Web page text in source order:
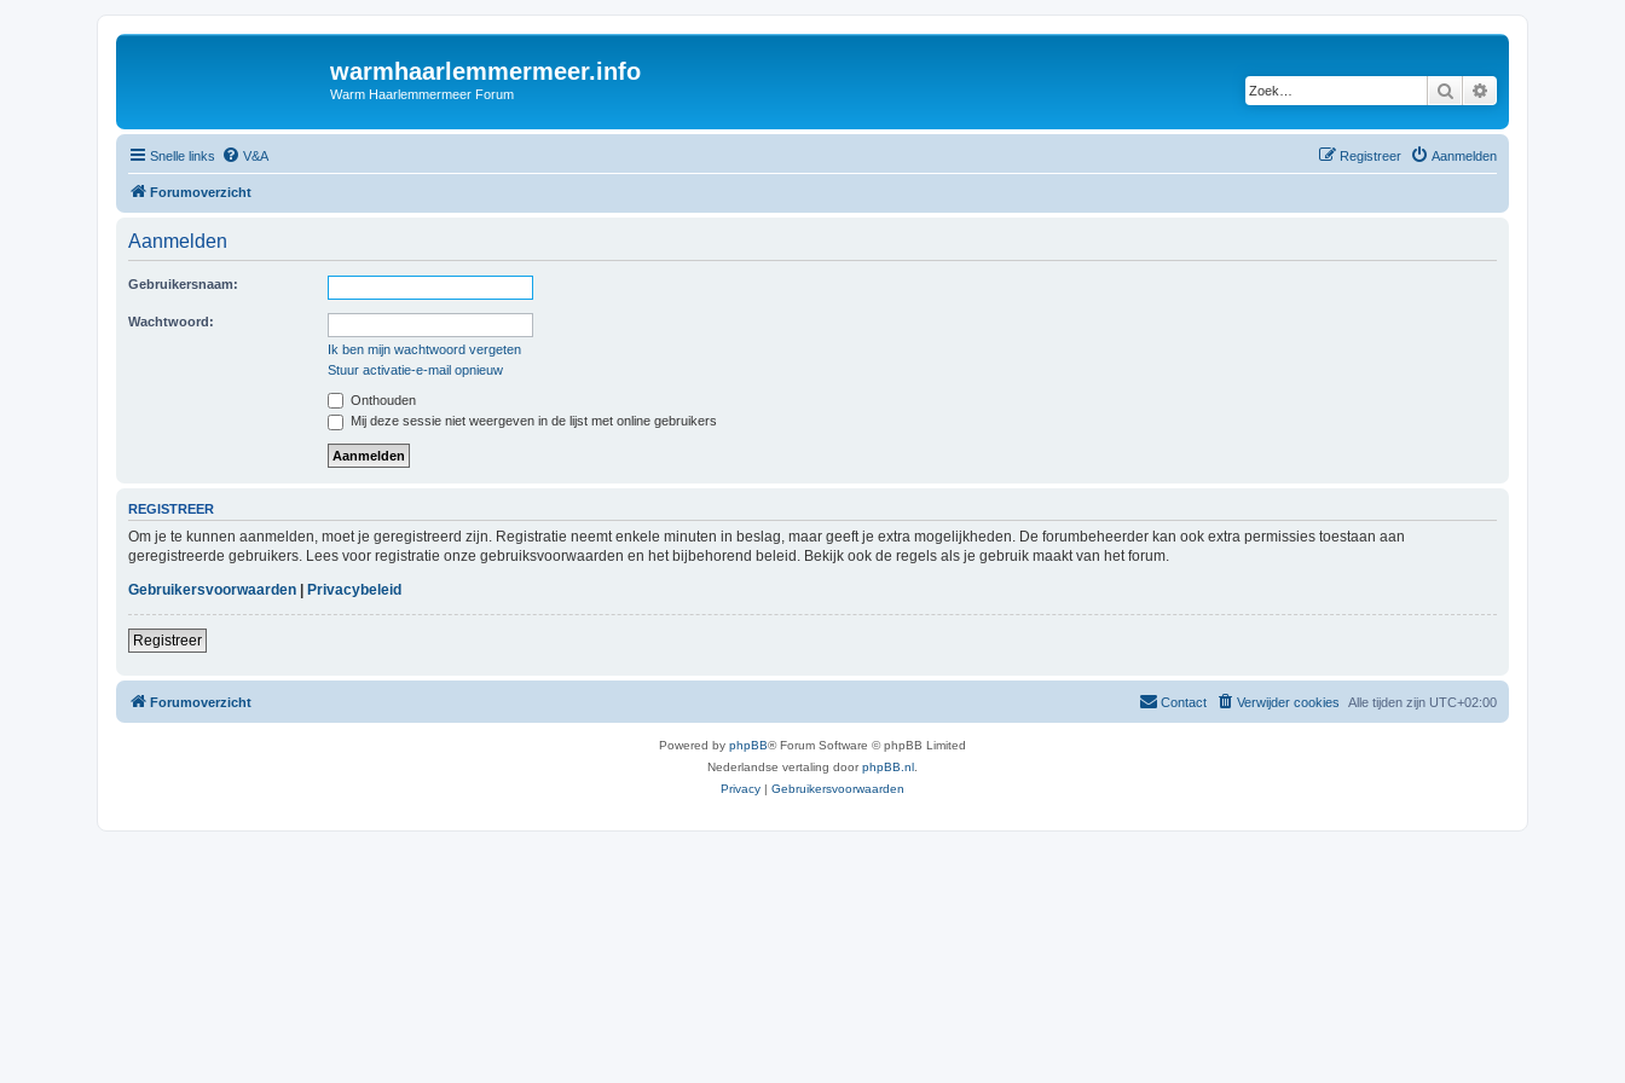
warmhaarlemmermeer.info
Warm Haarlemmermeer Forum Zoek
Snelle links V&A Aanmelden
Registreer
Forumoverzicht
Aanmelden
Gebruikersnaam:
Wachtwoord:
Ik ben mijn wachtwoord vergeten
Stuur activatie-e-mail opnieuw
Onthouden
Mij deze sessie niet weergeven in de lijst met online gebruikers
REGISTREER
Om je te kunnen aanmelden, moet je geregistreerd zijn. Registratie neemt enkele minuten in beslag, maar geeft je extra mogelijkheden. De forumbeheerder kan ook extra permissies toestaan aan
geregistreerde gebruikers. Lees voor registratie onze gebruiksvoorwaarden en het bijbehorend beleid. Bekijk ook de regels als je gebruik maakt van het forum.
Gebruikersvoorwaarden
Privacybeleid
Registreer
Forumoverzicht Alle tijden zijn UTC+02:00
Verwijder cookies
Contact
Powered by phpBB® Forum Software © phpBB Limited
Nederlandse vertaling doorphpBB.nl.
Privacy | Gebruikersvoorwaarden